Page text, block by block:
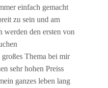
einfach gemacht
zu sein und am
werden den ersten von
Thema bei mir
sehr hohen Preiss
ganzes leben lang